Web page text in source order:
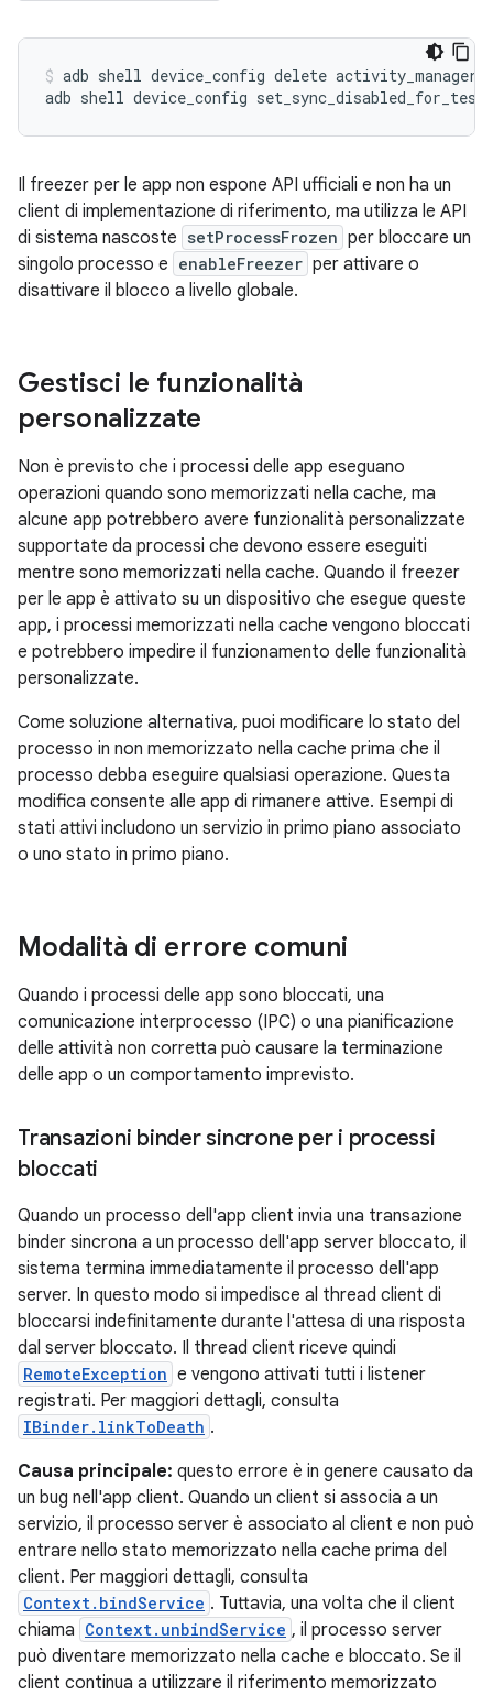
adb shell device_config delete activity_manager
adb shell device_config set_sync_disabled_for_tests
Il freezer per le app non espone API ufficiali e non ha un
client di implementazione di riferimento, ma utilizza le API
di sistema nascoste setProcessFrozen per bloccare un
singolo processo e enableFreezer per attivare o
disattivare il blocco a livello globale.
Gestisci le funzionalità
personalizzate
Non è previsto che i processi delle app eseguano
operazioni quando sono memorizzati nella cache, ma
alcune app potrebbero avere funzionalità personalizzate
supportate da processi che devono essere eseguiti
mentre sono memorizzati nella cache. Quando il freezer
per le app è attivato su un dispositivo che esegue queste
app, i processi memorizzati nella cache vengono bloccati
e potrebbero impedire il funzionamento delle funzionalità
personalizzate.
Come soluzione alternativa, puoi modificare lo stato del
processo in non memorizzato nella cache prima che il
processo debba eseguire qualsiasi operazione. Questa
modifica consente alle app di rimanere attive. Esempi di
stati attivi includono un servizio in primo piano associato
o uno stato in primo piano.
Modalità di errore comuni
Quando i processi delle app sono bloccati, una
comunicazione interprocesso (IPC) o una pianificazione
delle attività non corretta può causare la terminazione
delle app o un comportamento imprevisto.
Transazioni binder sincrone per i processi
bloccati
Quando un processo dell'app client invia una transazione
binder sincrona a un processo dell'app server bloccato, il
sistema termina immediatamente il processo dell'app
server. In questo modo si impedisce al thread client di
bloccarsi indefinitamente durante l'attesa di una risposta
dal server bloccato. Il thread client riceve quindi
RemoteException e vengono attivati tutti i listener
registrati. Per maggiori dettagli, consulta
IBinder.linkToDeath .
Causa principale: questo errore è in genere causato da
un bug nell'app client. Quando un client si associa a un
servizio, il processo server è associato al client e non può
entrare nello stato memorizzato nella cache prima del
client. Per maggiori dettagli, consulta
Context.bindService . Tuttavia, una volta che il client
chiama Context.unbindService , il processo server
può diventare memorizzato nella cache e bloccato. Se il
client continua a utilizzare il riferimento memorizzato